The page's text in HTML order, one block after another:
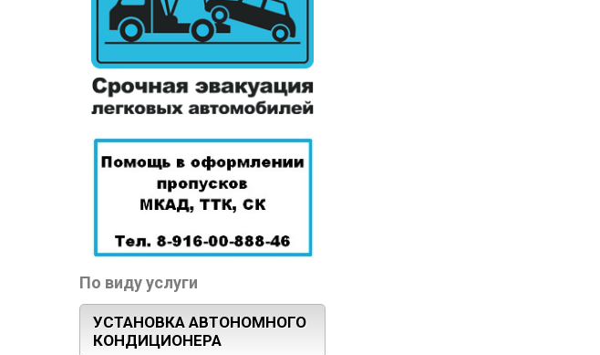
По виду услуги
УСТАНОВКА АВТОНОМНОГО
КОНДИЦИОНЕРА